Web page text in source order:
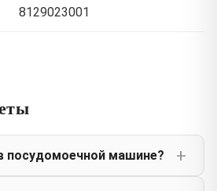
8129023001
машине?